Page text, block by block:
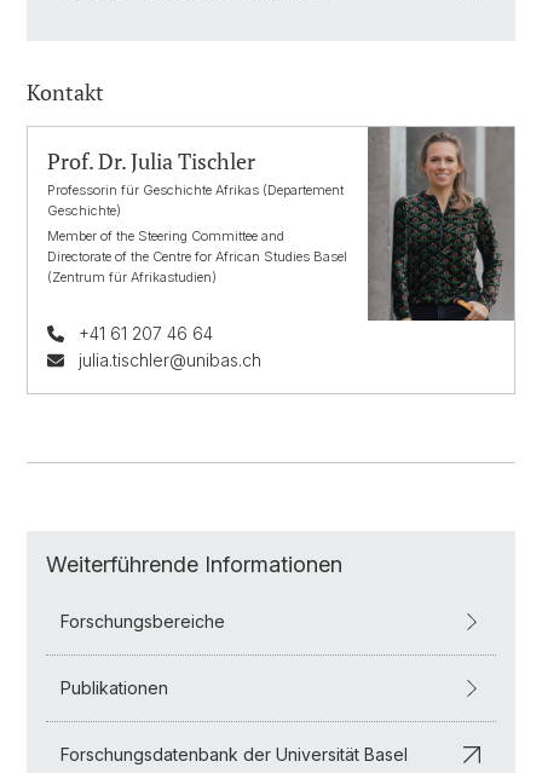
Kontakt
Prof. Dr. Julia Tischler
Professorin für Geschichte Afrikas (Departement
Geschichte)
Member of the Steering Committee and
Directorate of the Centre for African Studies Basel
(Zentrum für Afrikastudien)
+41 61 207 46 64
julia.tischler@unibas.ch
Weiterführende Informationen
Forschungsbereiche
Publikationen
Forschungsdatenbank der Universität Basel